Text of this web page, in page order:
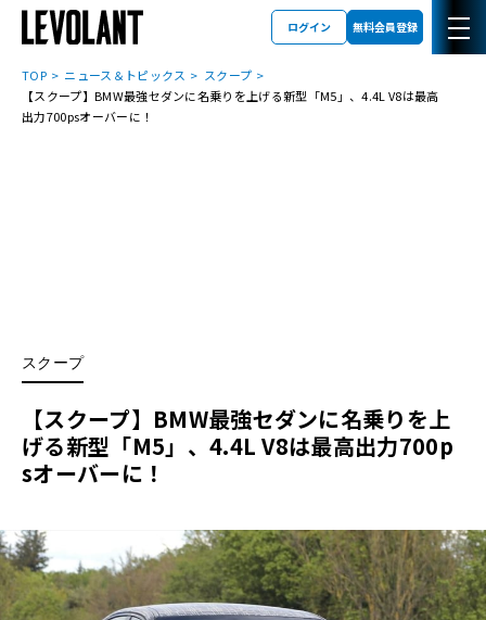
ログイン 無料会員登録
TOP ニュース＆トピックス
スクープ
【スクープ】BMW最強セダンに名乗りを上げる新型「M5」、4.4L V8は最高
出力700psオーバーに！
スクープ
【スクープ】BMW最強セダンに名乗りを上
げる新型「M5」、4.4L V8は最高出力700p
sオーバーに！